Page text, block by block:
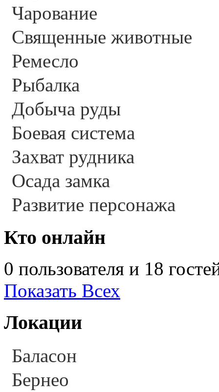
Чарование
Священные животные
Ремесло
Рыбалка
Добыча руды
Боевая система
Захват рудника
Осада замка
Развитие персонажа
Кто онлайн
0 пользователя и 18
Показать Всех
Локации
Баласон
Бернео